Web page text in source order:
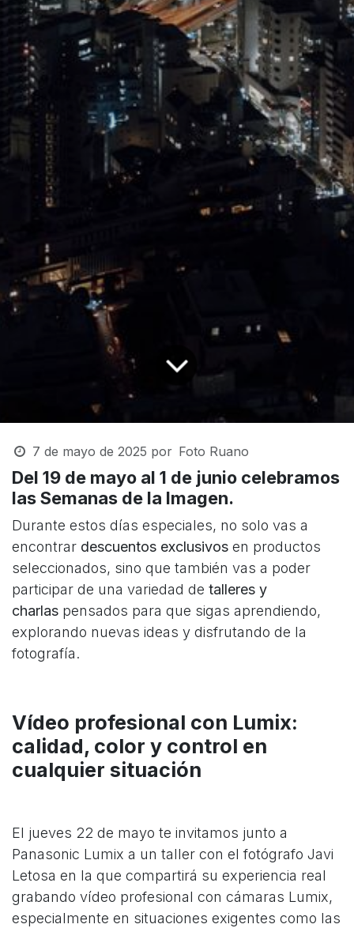
7 de mayo de 2025 por Foto Ruano
Del 19 de mayo al 1 de junio celebramos
las Semanas de la Imagen.
Durante estos días especiales, no solo vas a
encontrar descuentos exclusivos en productos
seleccionados, sino que también vas a poder
participar de una variedad de talleres y
charlas pensados para que sigas aprendiendo,
explorando nuevas ideas y disfrutando de la
fotografía.
Vídeo profesional con Lumix:
calidad, color y control en
cualquier situación​
El jueves 22 de mayo te invitamos junto a
Panasonic Lumix a un taller con el fotógrafo Javi
Letosa en la que compartirá su experiencia real
grabando vídeo profesional con cámaras Lumix,
especialmente en situaciones exigentes como las